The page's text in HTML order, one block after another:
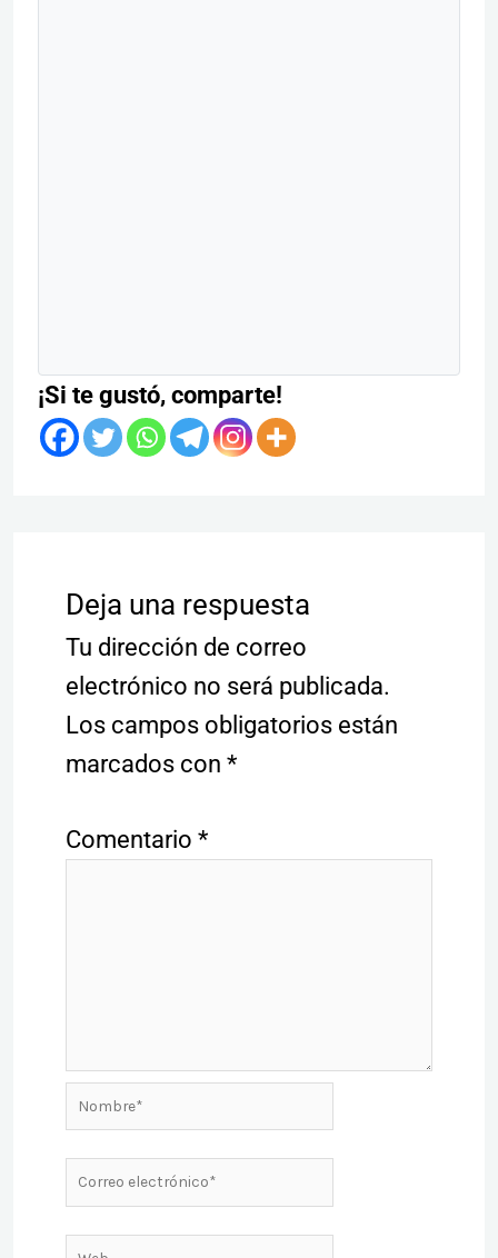
¡Si te gustó, comparte!
Deja una respuesta
Tu dirección de correo
electrónico no será publicada.
Los campos obligatorios están
marcados con *
Comentario *
Nombre*
Correo
electrónico*
Web